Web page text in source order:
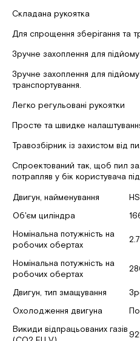
Складана рукоятка
Для спрощення зберігання та
Зручне захоплення для
Зручне захоплення для підйому
транспортування.
Легко регульовані рукоятки
Просте та швидке
Травозбірник із захистом від
Спроектований так, щоб пил
потрапляв у бік користувача
Двигун, найменування
Об'єм циліндра
Номінальна потужність на
робочих обертах
Номінальна потужність на
робочих обертах
Двигун, тип змащування
Охолодження двигуна
Викиди відпрацьованих газів